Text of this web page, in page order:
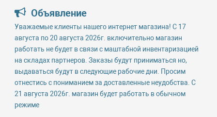
Объявление
Уважаемые клиенты нашего интернет магазина! С 17
августа по 20 августа 2026г. включительно магазин
работать не будет в связи с маштабной инвентаризацией
на складах партнеров. Заказы будут приниматься но,
выдаваться будут в следующие рабочие дни. Просим
отнестись с пониманием за доставленные неудобства. С
21 августа 2026г. магазин будет работать в обычном
режиме